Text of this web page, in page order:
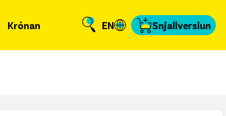
Krónan EN Snjallverslun